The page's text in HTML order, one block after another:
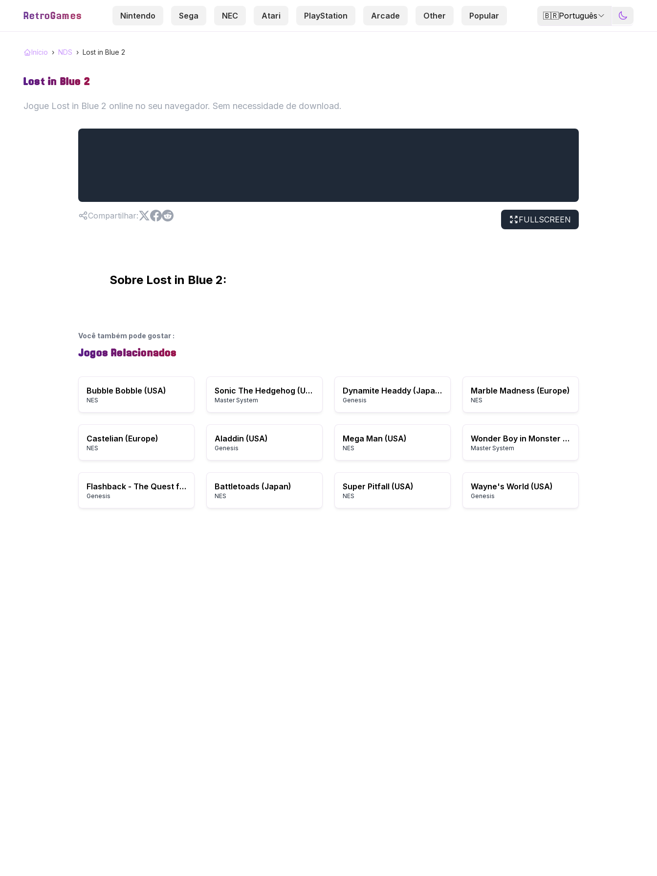
RetroGames Nintendo Sega NEC Atari PlayStation Arcade Other Popular 🇧🇷Português
Início › NDS › Lost in Blue 2
Lost in Blue 2
Jogue Lost in Blue 2 online no seu navegador. Sem necessidade de download.
Compartilhar: FULLSCREEN
Sobre Lost in Blue 2:
Você também pode gostar :
Jogos Relacionados
Bubble Bobble (USA)
NES
Sonic The Hedgehog (USA, Europe)
Master System
Dynamite Headdy (Japan)
Genesis
Marble Madness (Europe)
NES
Castelian (Europe)
NES
Aladdin (USA)
Genesis
Mega Man (USA)
NES
Wonder Boy in Monster Land
Master System
Flashback - The Quest for Identity (USA)
Genesis
Battletoads (Japan)
NES
Super Pitfall (USA)
NES
Wayne's World (USA)
Genesis